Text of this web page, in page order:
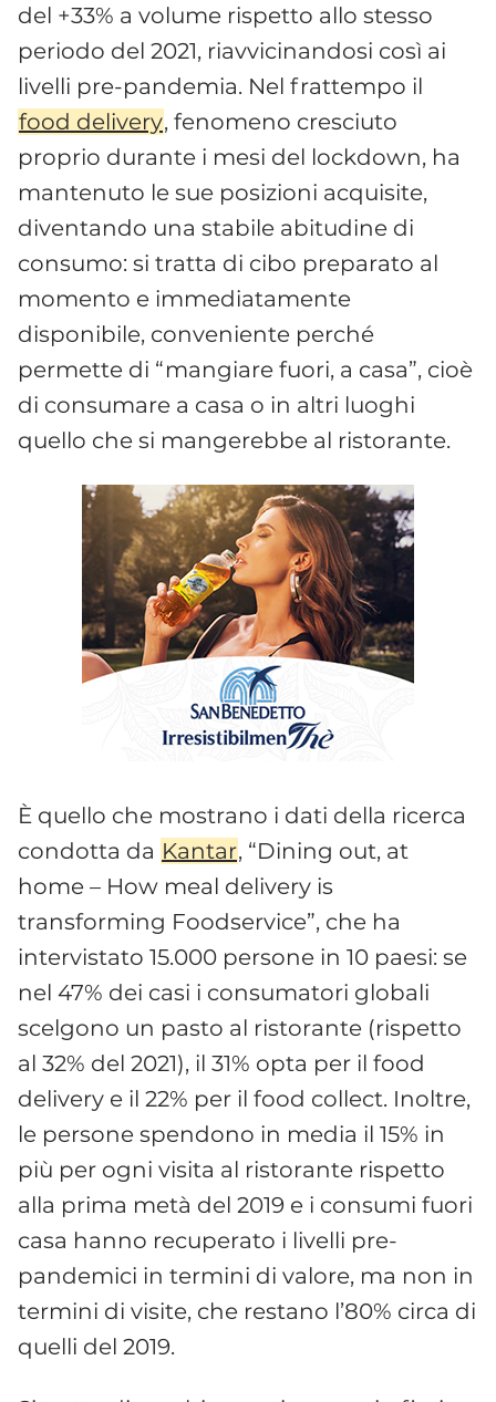
del +33% a volume rispetto allo stesso
periodo del 2021, riavvicinandosi così ai
livelli pre-pandemia. Nel frattempo il
food delivery, fenomeno cresciuto
proprio durante i mesi del lockdown, ha
mantenuto le sue posizioni acquisite,
diventando una stabile abitudine di
consumo: si tratta di cibo preparato al
momento e immediatamente
disponibile, conveniente perché
permette di “mangiare fuori, a casa”, cioè
di consumare a casa o in altri luoghi
quello che si mangerebbe al ristorante.
È quello che mostrano i dati della ricerca
condotta da Kantar, “Dining out, at
home – How meal delivery is
transforming Foodservice”, che ha
intervistato 15.000 persone in 10 paesi: se
nel 47% dei casi i consumatori globali
scelgono un pasto al ristorante (rispetto
al 32% del 2021), il 31% opta per il food
delivery e il 22% per il food collect. Inoltre,
le persone spendono in media il 15% in
più per ogni visita al ristorante rispetto
alla prima metà del 2019 e i consumi fuori
casa hanno recuperato i livelli pre-
pandemici in termini di valore, ma non in
termini di visite, che restano l’80% circa di
quelli del 2019.